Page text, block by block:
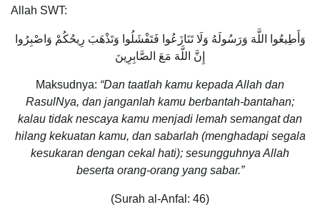
Allah SWT:
وَأَطِيعُوا اللَّهَ وَرَسُولَهُ وَلَا تَنَازَعُوا فَتَفْشَلُوا وَتَذْهَبَ رِيحُكُمْ وَاصْبِرُوا
إِنَّ اللَّهَ مَعَ الصَّابِرِينَ
Maksudnya: “Dan taatlah kamu kepada Allah dan
RasulNya, dan janganlah kamu berbantah-bantahan;
kalau tidak nescaya kamu menjadi lemah semangat dan
hilang kekuatan kamu, dan sabarlah (menghadapi segala
kesukaran dengan cekal hati); sesungguhnya Allah
beserta orang-orang yang sabar.”
(Surah al-Anfal: 46)